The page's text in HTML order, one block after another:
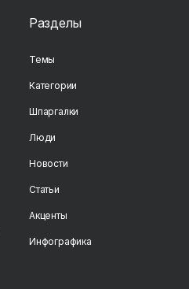
Разделы
Темы
Категории
Шпаргалки
Люди
Новости
Статьи
Акценты
Инфографика